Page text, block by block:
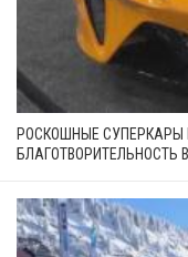
РОСКОШНЫЕ СУПЕРКАРЫ
БЛАГОТВОРИТЕЛЬНОСТЬ